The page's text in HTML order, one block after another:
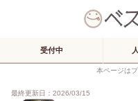
受付中
本ページは
最終更新日：2026/03/15